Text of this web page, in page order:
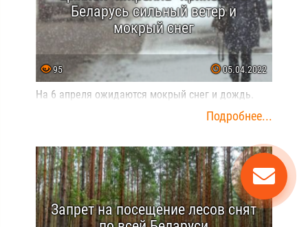
Беларусь сильный ветер и
мокрый снег
95 05.04.2022
На 6 апреля ожидаются мокрый снег и дождь.
Подробнее...
Запрет на посещение лесов снят